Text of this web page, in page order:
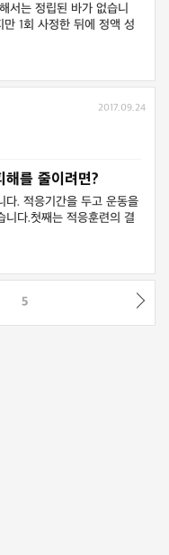
서는 정립된 바가 없습니
1회 사정한 뒤에 정액 성
2017.09.24
해를 줄이려면?
다. 적응기간을 두고 운동을
다.첫째는 적응훈련의 결
5